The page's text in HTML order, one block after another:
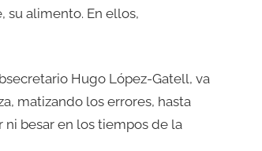
su alimento. En ellos,
Hugo López-Gatell, va
matizando los errores, hasta
besar en los tiempos de la